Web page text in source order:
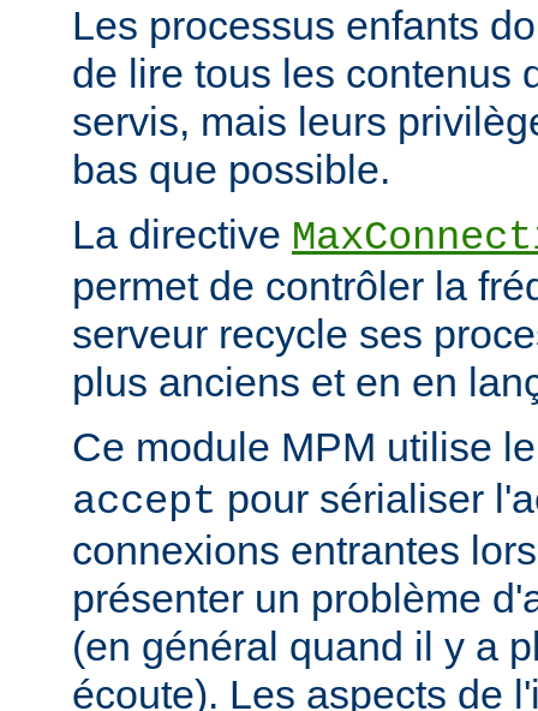
Les processus enfants
de lire tous les contenus
servis, mais leurs
bas que possible.
La directive
permet de contrôler la
serveur recycle ses
plus anciens et en en
Ce module MPM utilise
accept pour sérialiser
connexions entrantes
présenter un problème
(en général quand il y a
écoute). Les aspects de